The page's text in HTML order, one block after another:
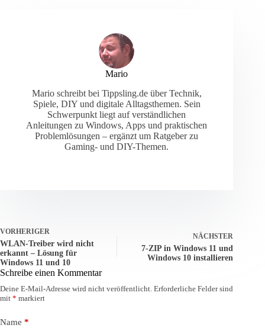
Mario
Mario schreibt bei Tippsling.de über Technik,
Spiele, DIY und digitale Alltagsthemen. Sein
Schwerpunkt liegt auf verständlichen
Anleitungen zu Windows, Apps und praktischen
Problemlösungen – ergänzt um Ratgeber zu
Gaming- und DIY-Themen.
VORHERIGER
WLAN-Treiber wird nicht
erkannt – Lösung für
Windows 11 und 10
NÄCHSTER
7-ZIP in Windows 11 und
Windows 10 installieren
Schreibe einen Kommentar
Deine E-Mail-Adresse wird nicht veröffentlicht. Erforderliche Felder sind
mit * markiert
Name *